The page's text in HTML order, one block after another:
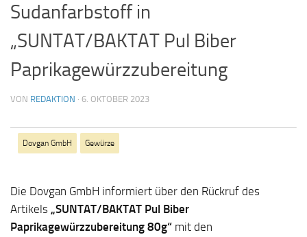
Sudanfarbstoff in
„SUNTAT/BAKTAT Pul Biber
Paprikagewürzzubereitung
VON REDAKTION · 6. OKTOBER 2023
Dovgan GmbH Gewürze
Die Dovgan GmbH informiert über den Rückruf des
Artikels „SUNTAT/BAKTAT Pul Biber
Paprikagewürzzubereitung 80g“ mit den